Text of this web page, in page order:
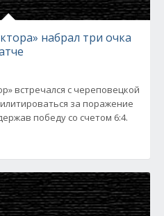
набрал три очка
встречался с череповецкой
за поражение
победу со счетом 6:4.